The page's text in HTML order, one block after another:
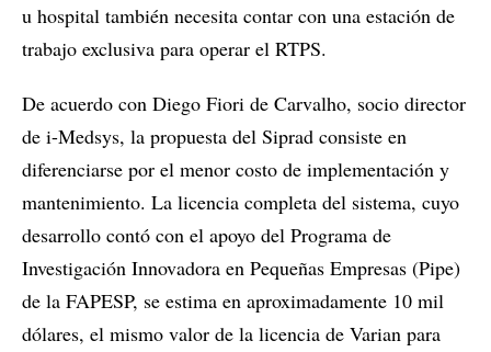
u hospital también necesita contar con una estación de
trabajo exclusiva para operar el RTPS.
De acuerdo con Diego Fiori de Carvalho, socio director
de i-Medsys, la propuesta del Siprad consiste en
diferenciarse por el menor costo de implementación y
mantenimiento. La licencia completa del sistema, cuyo
desarrollo contó con el apoyo del Programa de
Investigación Innovadora en Pequeñas Empresas (Pipe)
de la FAPESP, se estima en aproximadamente 10 mil
dólares, el mismo valor de la licencia de Varian para